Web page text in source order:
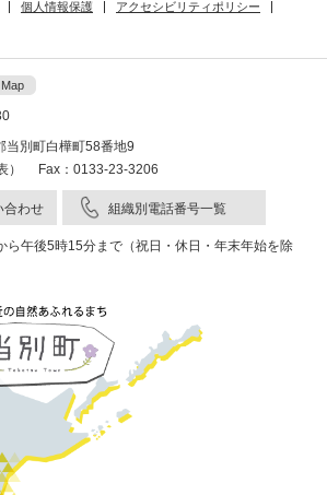
個人情報保護
アクセシビリティポリシー
Map
当別町白樺町58番地9
） Fax：0133-23-3206
合わせ 組織別電話番号一覧
ら午後5時15分まで（祝日・休日・年末年始を除